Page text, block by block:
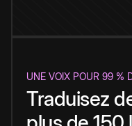
UNE VOIX POUR 99 %
Traduisez